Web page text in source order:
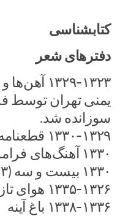
کتابشناسی
دفترهای شعر
۱۳۲۹-
یمنی تهران توسط
سوزانده شد.
۱۳۳۰-۱۳۲۹ قطعنامه،
۱۳۳۰ آهنگ‌های فراموش‌شده.
۱۳۳۰ بیست و سه (۲۳)، چاپ مستقل ۱۳۳۰،
۱۳۳۵-۱۳۲۶ هوای تازه
۱۳۳۸-۱۳۳۶ باغ آینه